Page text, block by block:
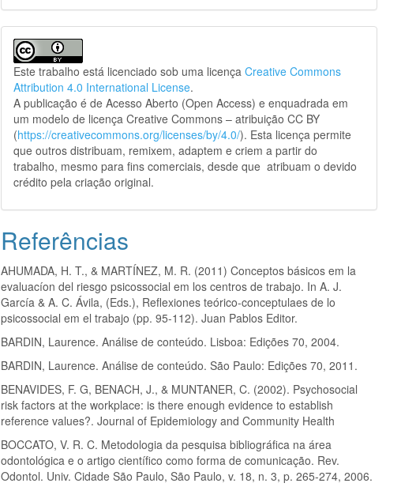
Este trabalho está licenciado sob uma licençaCreative Commons
Attribution 4.0 International License.
A publicação é de Acesso Aberto (Open Access) e enquadrada em
um modelo de licença Creative Commons – atribuição CC BY
(https://creativecommons.org/licenses/by/4.0/). Esta licença permite
que outros distribuam, remixem, adaptem e criem a partir do
trabalho, mesmo para fins comerciais, desde que atribuam o devido
crédito pela criação original.
Referências
AHUMADA, H. T., & MARTÍNEZ, M. R. (2011) Conceptos básicos em la
evaluacíon del riesgo psicossocial em los centros de trabajo. In A. J.
García & A. C. Ávila, (Eds.), Reflexiones teórico-conceptulaes de lo
psicossocial em el trabajo (pp. 95-112). Juan Pablos Editor.
BARDIN, Laurence. Análise de conteúdo. Lisboa: Edições 70, 2004.
BARDIN, Laurence. Análise de conteúdo. São Paulo: Edições 70, 2011.
BENAVIDES, F. G, BENACH, J., & MUNTANER, C. (2002). Psychosocial
risk factors at the workplace: is there enough evidence to establish
reference values?. Journal of Epidemiology and Community Health
BOCCATO, V. R. C. Metodologia da pesquisa bibliográfica na área
odontológica e o artigo científico como forma de comunicação. Rev.
Odontol. Univ. Cidade São Paulo, São Paulo, v. 18, n. 3, p. 265-274, 2006.